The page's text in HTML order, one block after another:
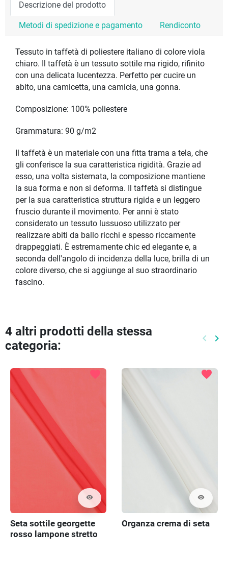
Descrizione del prodotto
Metodi di spedizione e pagamento Rendiconto
Tessuto in taffetà di poliestere italiano di colore viola
chiaro. Il taffetà è un tessuto sottile ma rigido, rifinito
con una delicata lucentezza. Perfetto per cucire un
abito, una camicetta, una camicia, una gonna.
Composizione: 100% poliestere
Grammatura: 90 g/m2
Il taffetà è un materiale con una fitta trama a tela, che
gli conferisce la sua caratteristica rigidità. Grazie ad
esso, una volta sistemata, la composizione mantiene
la sua forma e non si deforma. Il taffetà si distingue
per la sua caratteristica struttura rigida e un leggero
fruscio durante il movimento. Per anni è stato
considerato un tessuto lussuoso utilizzato per
realizzare abiti da ballo ricchi e spesso riccamente
drappeggiati. È estremamente chic ed elegante e, a
seconda dell'angolo di incidenza della luce, brilla di un
colore diverso, che si aggiunge al suo straordinario
fascino.
4 altri prodotti della stessa
categoria:
keyboard_arrow_left keyboard_arrow_right
visibility
favorite
Seta sottile georgette
rosso lampone stretto
visibility
favorite
Organza crema di seta